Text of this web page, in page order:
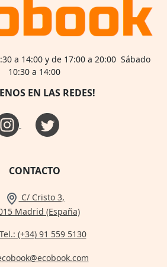
a 14:00 y de 17:00 a 20:00 Sábado
10:30 a 14:00
EN LAS REDES!
CONTACTO
C/ Cristo 3,
Madrid (España)
Tel.: (+34) 91 559 5130